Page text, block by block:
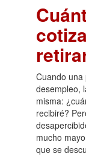
Cuando
desempleo,
misma:
recibiré?
mucho
que se